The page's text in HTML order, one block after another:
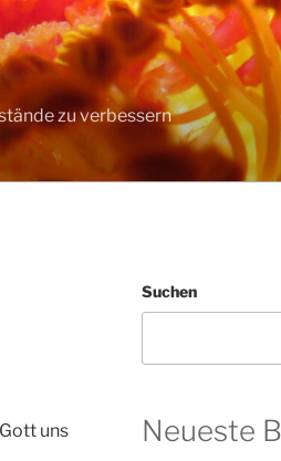
zu verbessern
uns
Suchen
Neueste